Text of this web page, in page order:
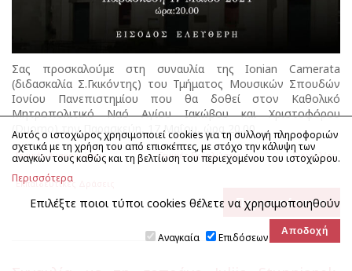
Σας προσκαλούμε στη συναυλία της Ionian Camerata
(διδασκαλία Σ.Γκικόντης) του Τμήματος Μουσικών Σπουδών
Ιονίου Πανεπιστημίου που θα δοθεί στον Καθολικό
Μητροπολιτικό Ναό Αγίου Ιακώβου και Χριστοφόρου
(Duomo) την Παρασκεύη, 17 Μαΐου, ώρα 20.00
Γενικές Ανακοινώσεις Γενικές Εκδηλώσεις Συναυλίες
Εκπαιδευτικές Δράσεις
Περισσότερα
Αυτός ο ιστοχώρος χρησιμοποιεί cookies για τη συλλογή πληροφοριών
σχετικά με τη χρήση του από επισκέπτες, με στόχο την κάλυψη των
αναγκών τους καθώς και τη βελτίωση του περιεχομένου του ιστοχώρου.
Περισσότερα
Επιλέξτε ποιοι τύποι cookies θέλετε να χρησιμοποιηθούν
Αναγκαία Επιδόσεων